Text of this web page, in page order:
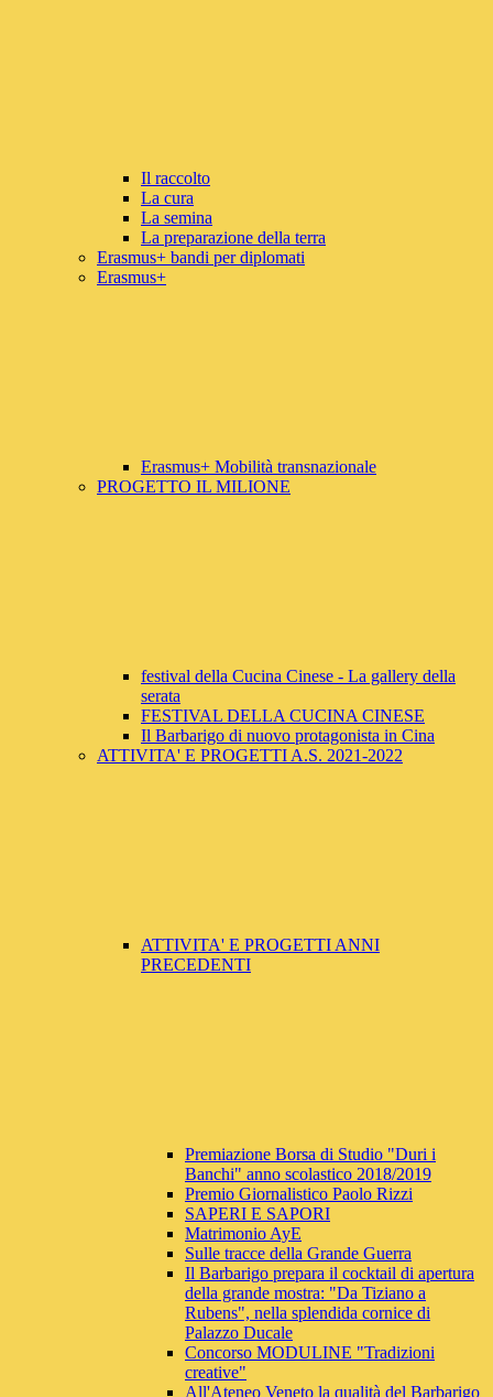
Il raccolto
La cura
La semina
La preparazione della terra
Erasmus+ bandi per diplomati
Erasmus+
Erasmus+ Mobilità transnazionale
PROGETTO IL MILIONE
festival della Cucina Cinese - La gallery della
serata
FESTIVAL DELLA CUCINA CINESE
Il Barbarigo di nuovo protagonista in Cina
ATTIVITA' E PROGETTI A.S. 2021-2022
ATTIVITA' E PROGETTI ANNI
PRECEDENTI
Premiazione Borsa di Studio "Duri i
Banchi" anno scolastico 2018/2019
Premio Giornalistico Paolo Rizzi
SAPERI E SAPORI
Matrimonio AyE
Sulle tracce della Grande Guerra
Il Barbarigo prepara il cocktail di apertura
della grande mostra: "Da Tiziano a
Rubens", nella splendida cornice di
Palazzo Ducale
Concorso MODULINE "Tradizioni
creative"
All'Ateneo Veneto la qualità del Barbarigo